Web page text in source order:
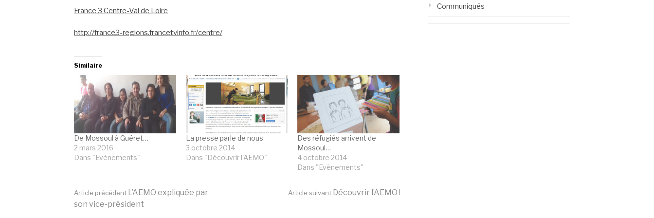
France 3 Centre-Val de Loire
http://france3-regions.francetvinfo.fr/centre/
Similaire
De Mossoul à Guéret…
2 mars 2016
Dans "Evènements"
La presse parle de nous
3 octobre 2014
Dans "Découvrir l'AEMO"
Des réfugiés arrivent de
Mossoul…
4 octobre 2014
Dans "Evènements"
Lire
Article précédent L’AEMO expliquée par
son vice-président
Article suivant Découvrir l’AEMO !
Communiqués